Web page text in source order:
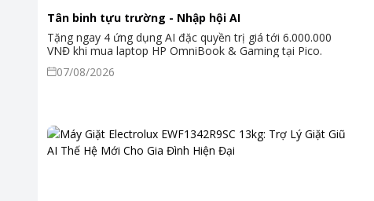
Tân binh tựu trường - Nhập hội AI
Tặng ngay 4 ứng dụng AI đặc quyền trị giá tới 6.000.000
VNĐ khi mua laptop HP OmniBook & Gaming tại Pico.
07/08/2026